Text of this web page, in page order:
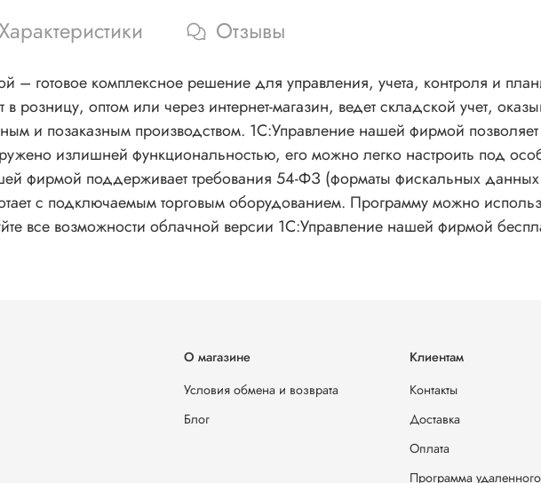
Отзывы
– готовое комплексное решение для управления, учета, контроля и
в розницу, оптом или через интернет-магазин, ведет складской учет,
и позаказным производством. 1С:Управление нашей фирмой позволяет
излишней функциональностью, его можно легко настроить под
фирмой поддерживает требования 54-ФЗ (форматы фискальных
с подключаемым торговым оборудованием. Программу можно
все возможности облачной версии 1С:Управление нашей фирмой
О магазине
Условия обмена и возврата
Блог
Клиентам
Контакты
Доставка
Оплата
Программа